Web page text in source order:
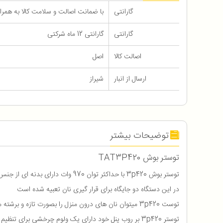
گارانتی
با ضمانت اصالت و سلامت کالا به همراه 12 ماه
گارانتی
گارانتی 12 ماه شرکتی
اصالت کالا
اصل
ارسال از انبار
شیراز
توضیحات بیشتر
توستر بوش TAT3P420
توستر بوش 3p420 با حداکثر توان 970 وات دارای بدنه ای از جنس پلاستیک مقاوم و بصورت عایق حرارت میباشد
در این دستگاه دو جایگاه برای قرار گیری نان تعبیه شده است
توست 3p420 میتوان نان های درون منزل را بصورت تازه و برشته میل نمایید
توستر 3p420 بر روب پنل خود دارای یک ولوم چرخشی برای تنظیم حرارت در 6 درجه و کلید های یخ یخ زدایی و توقف عملیات میباشد